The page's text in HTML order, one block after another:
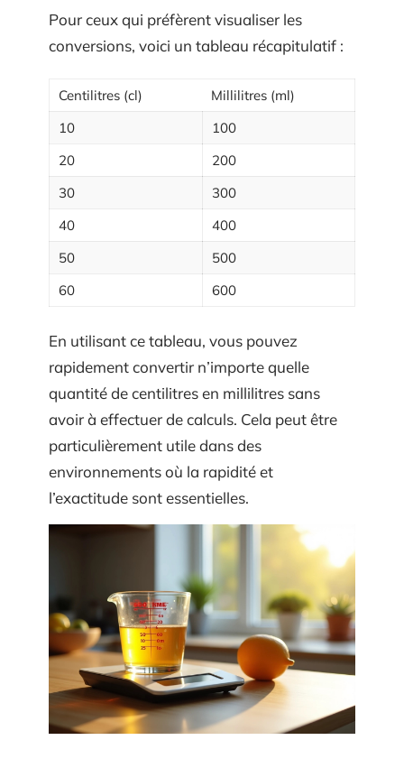
Pour ceux qui préfèrent visualiser les
conversions, voici un tableau récapitulatif :
Centilitres (cl)
Millilitres (ml)
10
100
20
200
30
300
40
400
50
500
60
600
En utilisant ce tableau, vous pouvez
rapidement convertir n’importe quelle
quantité de centilitres en millilitres sans
avoir à effectuer de calculs. Cela peut être
particulièrement utile dans des
environnements où la rapidité et
l’exactitude sont essentielles.